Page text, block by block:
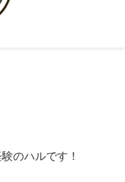
のハルです！